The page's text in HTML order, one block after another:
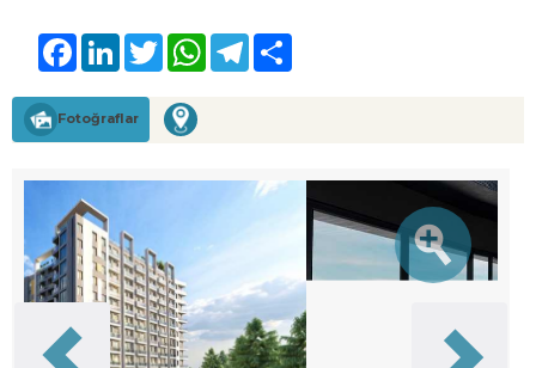
FacebookLinkedInTwitter WhatsAppTelegram
Fotoğraflar